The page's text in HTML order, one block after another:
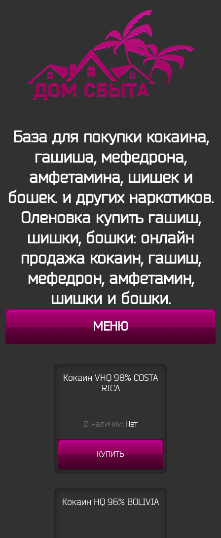
База для покупки кокаина,
гашиша, мефедрона,
амфетамина, шишек и
бошек. и других наркотиков.
Оленовка купить гашиш,
шишки, бошки: онлайн
продажа кокаин, гашиш,
мефедрон, амфетамин,
шишки и бошки.
МЕНЮ
Кокаин VHQ 98% COSTA
RICA
В наличии: Нет
КУПИТЬ
Кокаин HQ 96% BOLIVIA